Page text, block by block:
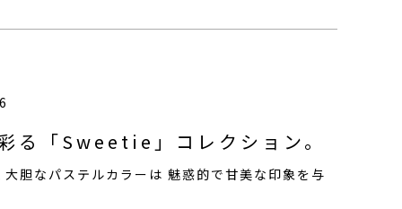
る「Sweetie」コレクション。
胆なパステルカラーは 魅惑的で甘美な印象を与